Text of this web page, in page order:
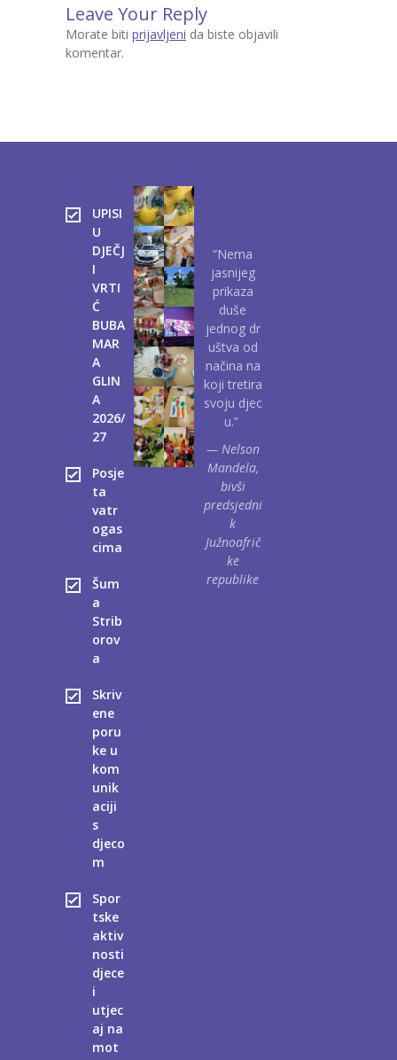
Leave Your Reply
Morate biti prijavljeni da biste objavili
komentar.
UPISI
U
DJEČJ
I
VRTI
Ć
BUBA
MAR
A
GLIN
A
2026/
27
Posje
ta
vatr
ogas
cima
Šum
a
Strib
orov
a
Skriv
ene
poru
ke u
kom
unik
aciji
s
djeco
m
Spor
tske
aktiv
nosti
djece
i
utjec
aj na
mot
“Nema
jasnijeg
prikaza
duše
jednog dr
uštva od
načina na
koji tretira
svoju djec
u.”
— Nelson
Mandela,
bivši
predsjedni
k
Južnoafrič
ke
republike